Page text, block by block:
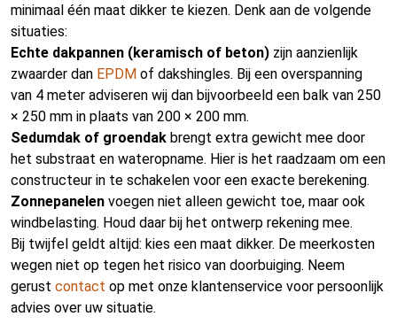
minimaal één maat dikker te kiezen. Denk aan de volgende
situaties:
Echte dakpannen (keramisch of beton) zijn aanzienlijk
zwaarder dan EPDM of dakshingles. Bij een overspanning
van 4 meter adviseren wij dan bijvoorbeeld een balk van 250
× 250 mm in plaats van 200 × 200 mm.
Sedumdak of groendak brengt extra gewicht mee door
het substraat en wateropname. Hier is het raadzaam om een
constructeur in te schakelen voor een exacte berekening.
Zonnepanelen voegen niet alleen gewicht toe, maar ook
windbelasting. Houd daar bij het ontwerp rekening mee.
Bij twijfel geldt altijd: kies een maat dikker. De meerkosten
wegen niet op tegen het risico van doorbuiging. Neem
gerust contact op met onze klantenservice voor persoonlijk
advies over uw situatie.